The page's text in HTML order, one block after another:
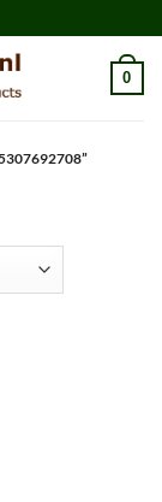
0